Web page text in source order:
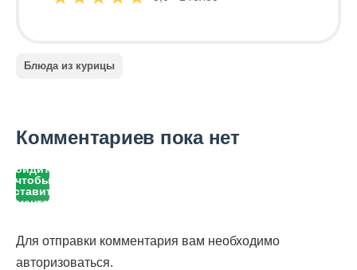
Блюда из курицы
Комментариев пока нет
Войдите,
чтобы
оставить
Для отправки комментария вам необходимо
авторизоваться.